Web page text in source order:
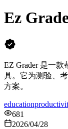
Ez
EZ Grader 是一
具。它为测验、
方案。
education
681
2026/04/28